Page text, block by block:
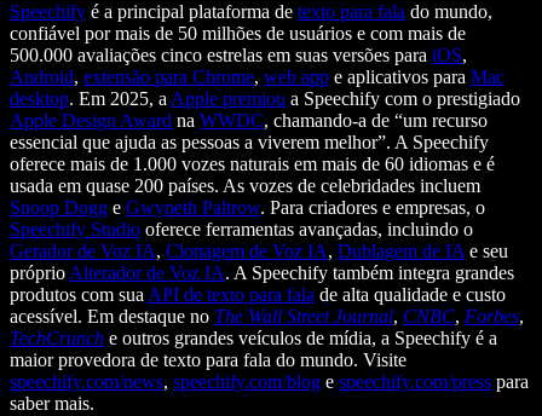
Speechify é a principal plataforma de texto para fala do mundo,
confiável por mais de 50 milhões de usuários e com mais de
500.000 avaliações cinco estrelas em suas versões para iOS,
Android, extensão para Chrome, web app e aplicativos para Mac
desktop. Em 2025, a Apple premiou a Speechify com o prestigiado
Apple Design Award na WWDC, chamando-a de “um recurso
essencial que ajuda as pessoas a viverem melhor”. A Speechify
oferece mais de 1.000 vozes naturais em mais de 60 idiomas e é
usada em quase 200 países. As vozes de celebridades incluem
Snoop Dogg e Gwyneth Paltrow. Para criadores e empresas, o
Speechify Studio oferece ferramentas avançadas, incluindo o
Gerador de Voz IA, Clonagem de Voz IA, Dublagem de IA e seu
próprio Alterador de Voz IA. A Speechify também integra grandes
produtos com sua API de texto para fala de alta qualidade e custo
acessível. Em destaque no The Wall Street Journal, CNBC, Forbes,
TechCrunch e outros grandes veículos de mídia, a Speechify é a
maior provedora de texto para fala do mundo. Visite
speechify.com/news, speechify.com/blog e speechify.com/press para
saber mais.